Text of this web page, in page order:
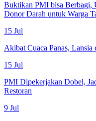
Buktikan PMI bisa Berbagi,
Donor Darah untuk Warga
15 Jul
Akibat Cuaca Panas,
15 Jul
PMI Dipekerjakan Dobel,
Restoran
9 Jul